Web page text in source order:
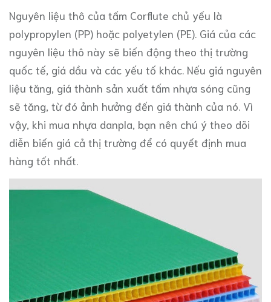
Nguyên liệu thô của tấm Corflute chủ yếu là
polypropylen (PP) hoặc polyetylen (PE). Giá của các
nguyên liệu thô này sẽ biến động theo thị trường
quốc tế, giá dầu và các yếu tố khác. Nếu giá nguyên
liệu tăng, giá thành sản xuất tấm nhựa sóng cũng
sẽ tăng, từ đó ảnh hưởng đến giá thành của nó. Vì
vậy, khi mua nhựa danpla, bạn nên chú ý theo dõi
diễn biến giá cả thị trường để có quyết định mua
hàng tốt nhất.